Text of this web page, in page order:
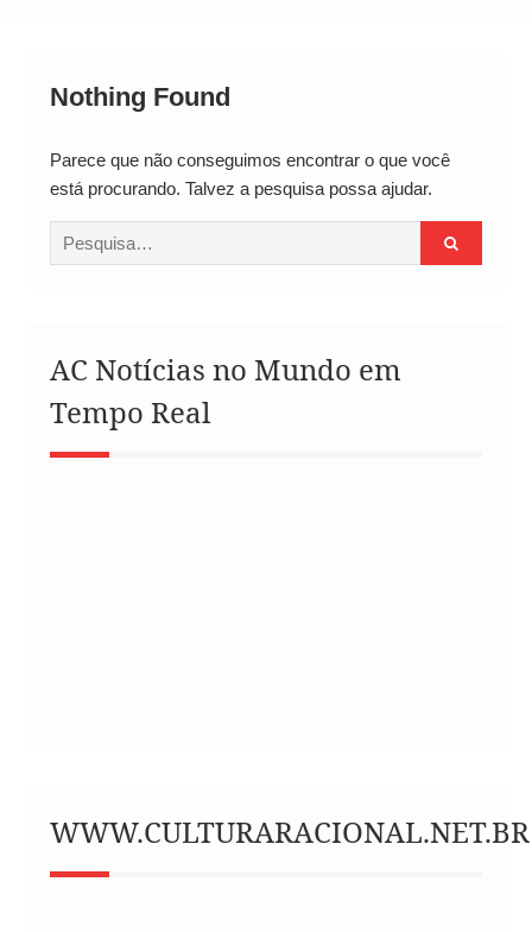
Nothing Found
Parece que não conseguimos encontrar o que você
está procurando. Talvez a pesquisa possa ajudar.
Procurar
por:
AC Notícias no Mundo em
Tempo Real
WWW.CULTURARACIONAL.NET.BR